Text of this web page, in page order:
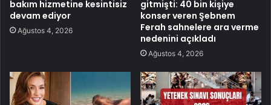
bakım hizmetine kesintisiz
devam ediyor
Ağustos 4, 2026
gitmişti: 40 bin kişiye
konser veren Şebnem
Ferah sahnelere ara verme
nedenini açıkladı
Ağustos 4, 2026